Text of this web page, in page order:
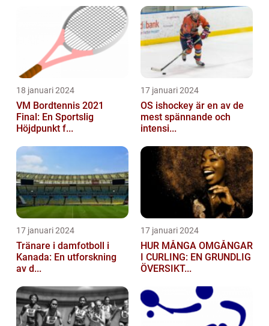
18 januari 2024
VM Bordtennis 2021
Final: En Sportslig
Höjdpunkt f...
17 januari 2024
OS ishockey är en av de
mest spännande och
intensi...
17 januari 2024
Tränare i damfotboll i
Kanada: En utforskning
av d...
17 januari 2024
HUR MÅNGA OMGÅNGAR
I CURLING: EN GRUNDLIG
ÖVERSIKT...